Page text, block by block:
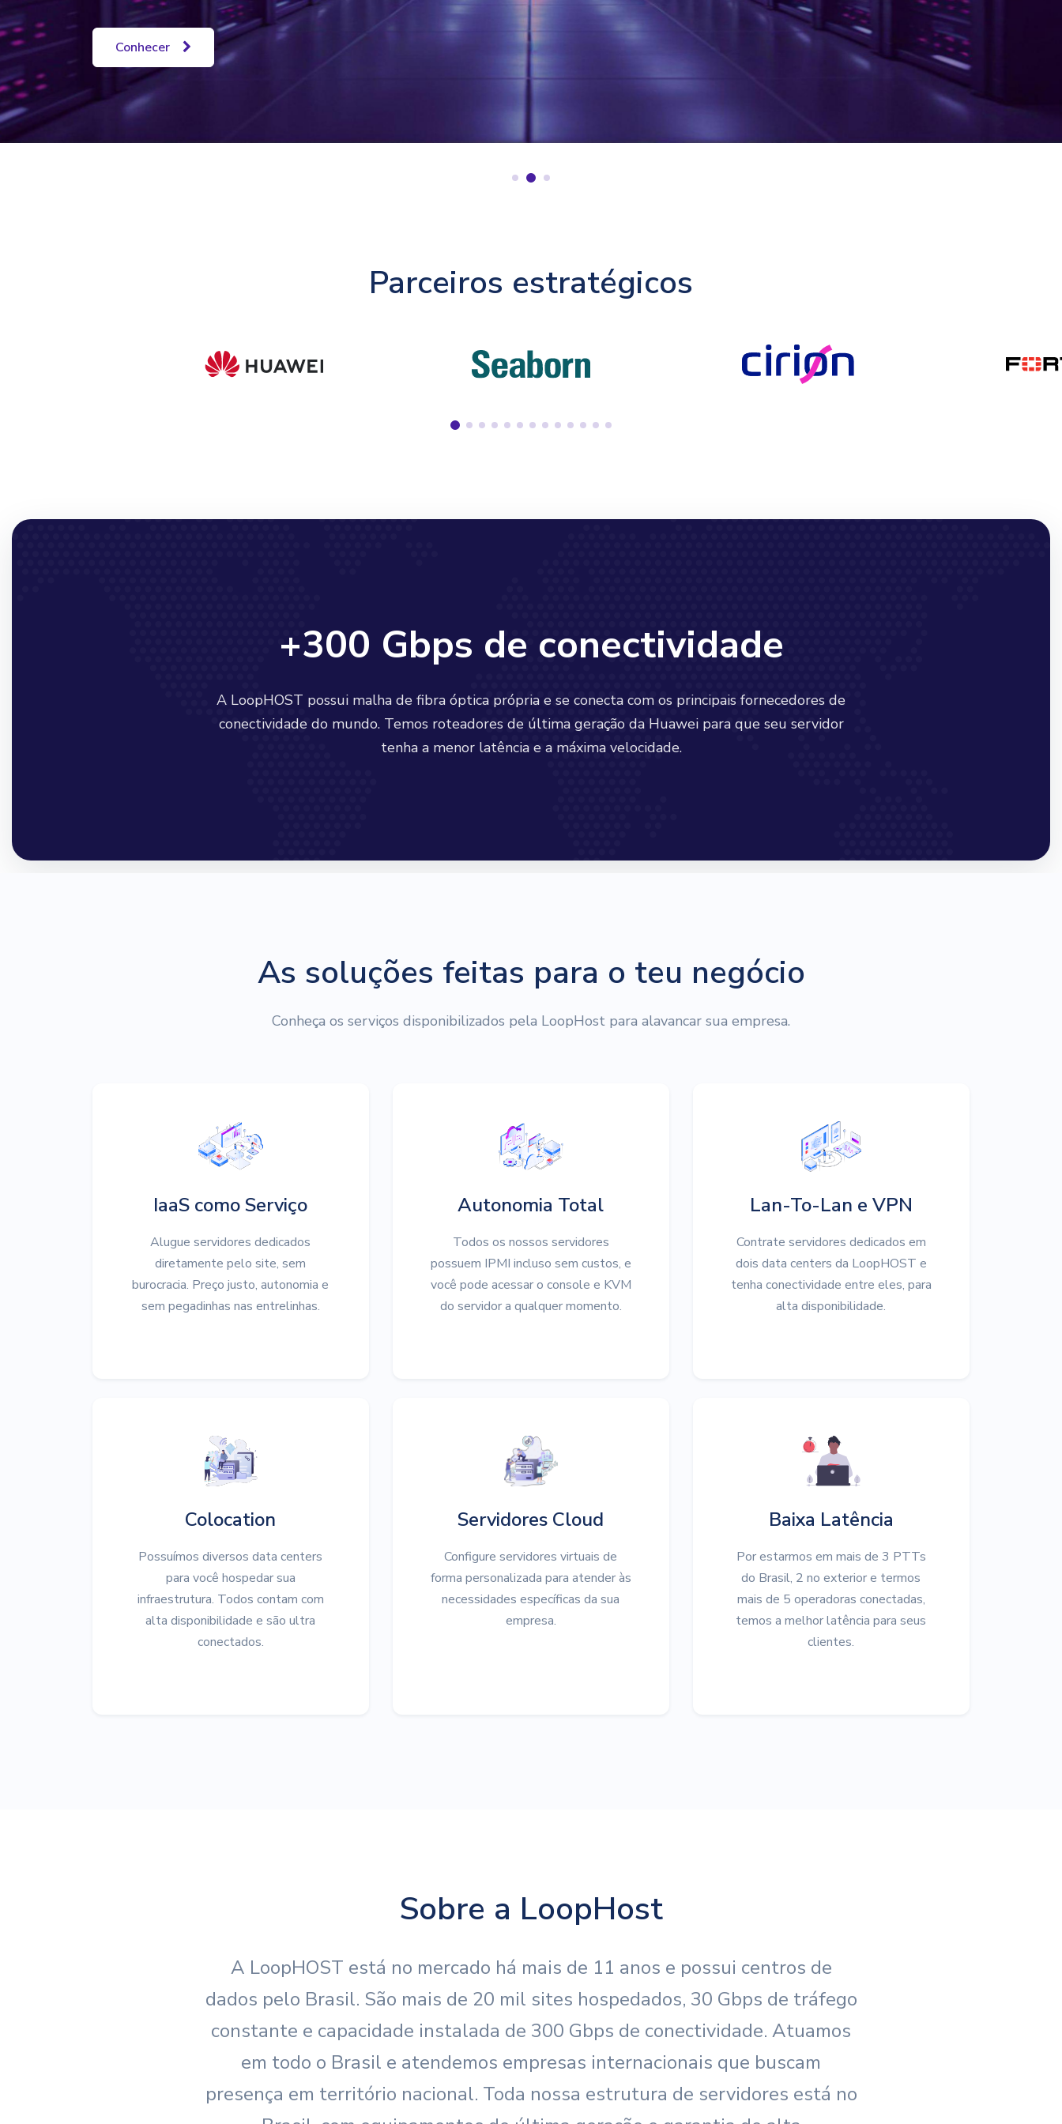
Conhecer
Parceiros estratégicos
+300 Gbps de conectividade
A LoopHOST possui malha de fibra óptica própria e se conecta com os principais fornecedores de
conectividade do mundo. Temos roteadores de última geração da Huawei para que seu servidor
tenha a menor latência e a máxima velocidade.
As soluções feitas para o teu negócio
Conheça os serviços disponibilizados pela LoopHost para alavancar sua empresa.
IaaS como Serviço
Alugue servidores dedicados
diretamente pelo site, sem
burocracia. Preço justo, autonomia e
sem pegadinhas nas entrelinhas.
Autonomia Total
Todos os nossos servidores
possuem IPMI incluso sem custos, e
você pode acessar o console e KVM
do servidor a qualquer momento.
Lan-To-Lan e VPN
Contrate servidores dedicados em
dois data centers da LoopHOST e
tenha conectividade entre eles, para
alta disponibilidade.
Colocation
Possuímos diversos data centers
para você hospedar sua
infraestrutura. Todos contam com
alta disponibilidade e são ultra
conectados.
Servidores Cloud
Configure servidores virtuais de
forma personalizada para atender às
necessidades específicas da sua
empresa.
Baixa Latência
Por estarmos em mais de 3 PTTs
do Brasil, 2 no exterior e termos
mais de 5 operadoras conectadas,
temos a melhor latência para seus
clientes.
Sobre a LoopHost
A LoopHOST está no mercado há mais de 11 anos e possui centros de
dados pelo Brasil. São mais de 20 mil sites hospedados, 30 Gbps de tráfego
constante e capacidade instalada de 300 Gbps de conectividade. Atuamos
em todo o Brasil e atendemos empresas internacionais que buscam
presença em território nacional. Toda nossa estrutura de servidores está no